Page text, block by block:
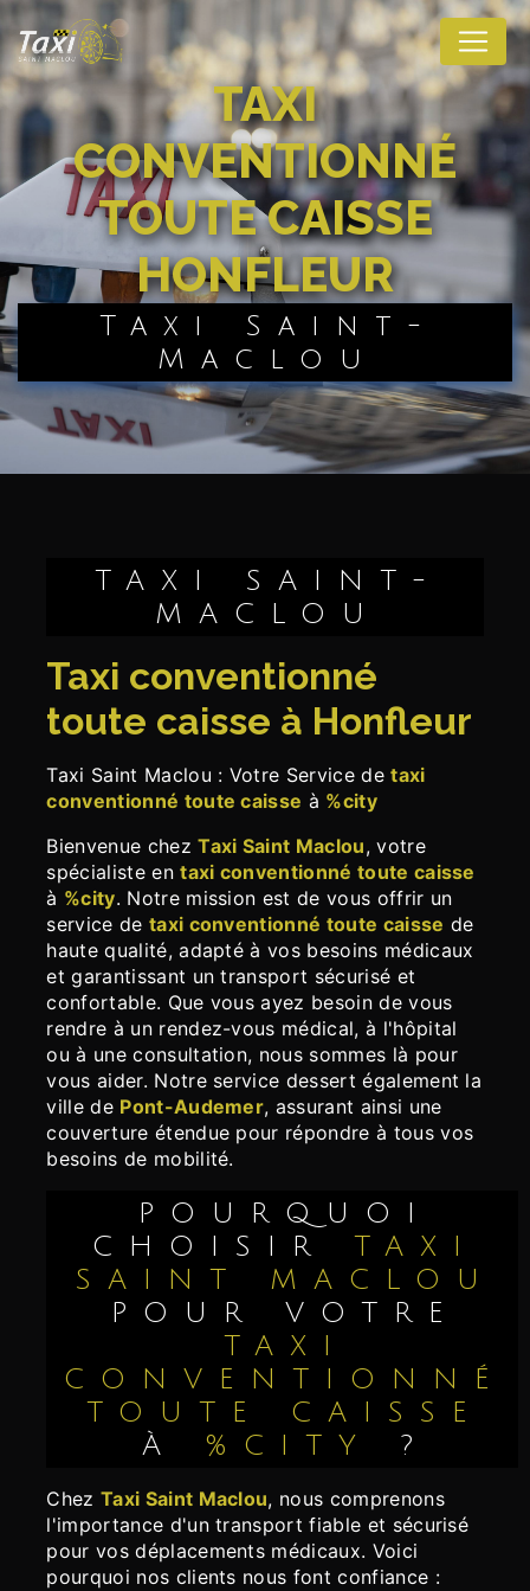
TAXI
CONVENTIONNÉ
TOUTE CAISSE
HONFLEUR
Taxi Saint-
Maclou
TAXI SAINT-
MACLOU
taxi conventionné
toute caisse à Honfleur
Taxi Saint Maclou : Votre Service detaxi
conventionné toute caisse à %city
Bienvenue chezTaxi Saint Maclou, votre
spécialiste entaxi conventionné toute caisse
à %city. Notre mission est de vous offrir un
service de taxi conventionné toute caisse de
haute qualité, adapté à vos besoins médicaux
et garantissant un transport sécurisé et
confortable. Que vous ayez besoin de vous
rendre à un rendez-vous médical, à l'hôpital
ou à une consultation, nous sommes là pour
vous aider. Notre service dessert également la
ville de Pont-Audemer, assurant ainsi une
couverture étendue pour répondre à tous vos
besoins de mobilité.
POURQUOI
CHOISIRTAXI
SAINT MACLOU
POUR VOTRE
TAXI
CONVENTIONNÉ
TOUTE CAISSE
À %CITY ?
Chez Taxi Saint Maclou, nous comprenons
l'importance d'un transport fiable et sécurisé
pour vos déplacements médicaux. Voici
pourquoi nos clients nous font confiance :
Panneau de gestion des cookies